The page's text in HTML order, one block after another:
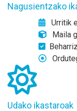
Nagusientzako
Urritik
Maila
Udako ikastaroak